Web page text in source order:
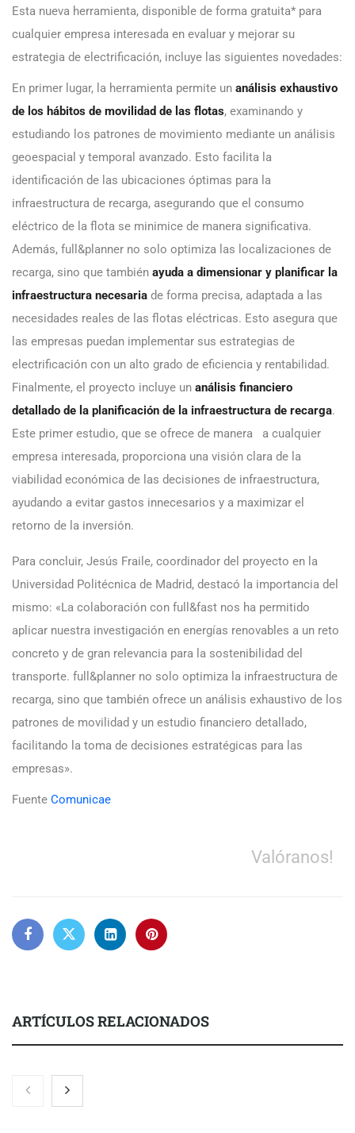
Esta nueva herramienta, disponible de forma gratuita* para
cualquier empresa interesada en evaluar y mejorar su
estrategia de electrificación, incluye las siguientes novedades:
En primer lugar, la herramienta permite un análisis exhaustivo
de los hábitos de movilidad de las flotas, examinando y
estudiando los patrones de movimiento mediante un análisis
geoespacial y temporal avanzado. Esto facilita la
identificación de las ubicaciones óptimas para la
infraestructura de recarga, asegurando que el consumo
eléctrico de la flota se minimice de manera significativa.
Además, full&planner no solo optimiza las localizaciones de
recarga, sino que también ayuda a dimensionar y planificar la
infraestructura necesaria de forma precisa, adaptada a las
necesidades reales de las flotas eléctricas. Esto asegura que
las empresas puedan implementar sus estrategias de
electrificación con un alto grado de eficiencia y rentabilidad.
Finalmente, el proyecto incluye un análisis financiero
detallado de la planificación de la infraestructura de recarga.
Este primer estudio, que se ofrece de manera a cualquier
empresa interesada, proporciona una visión clara de la
viabilidad económica de las decisiones de infraestructura,
ayudando a evitar gastos innecesarios y a maximizar el
retorno de la inversión.
Para concluir, Jesús Fraile, coordinador del proyecto en la
Universidad Politécnica de Madrid, destacó la importancia del
mismo: «La colaboración con full&fast nos ha permitido
aplicar nuestra investigación en energías renovables a un reto
concreto y de gran relevancia para la sostenibilidad del
transporte. full&planner no solo optimiza la infraestructura de
recarga, sino que también ofrece un análisis exhaustivo de los
patrones de movilidad y un estudio financiero detallado,
facilitando la toma de decisiones estratégicas para las
empresas».
Fuente Comunicae
Valóranos!
ARTÍCULOS RELACIONADOS
NOVA: innovación y diseño que transforman espacios de la
mano de Tormo Franquicias